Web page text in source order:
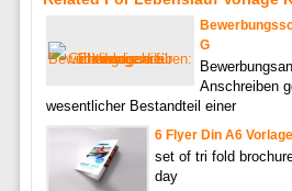
G
Anschreiben
wesentlicher Bestandteil einer
6 Flyer Din A6 Vorlage
set of tri fold
day